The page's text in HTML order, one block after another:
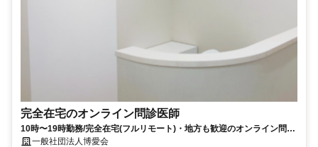
完全在宅のオンライン問診医師
10時〜19時勤務/完全在宅(フルリモート)・地方も歓迎のオンライン問診
業務一般社団法人博愛会